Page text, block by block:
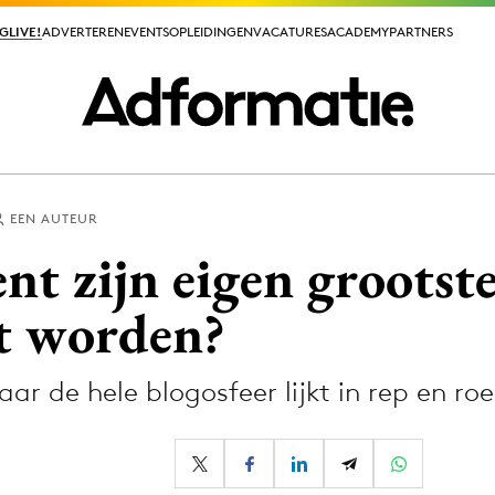
ADVERTERENEVENTSOPLEIDINGENVACATURESACADEMYPARTNERS
ADVERTERENEVENTSOPLEIDINGENVACATURESACADEMYPARTNERS
Media
EEN AUTEUR
zijn eigen
worden?
de hele blogosfeer lijkt in rep en